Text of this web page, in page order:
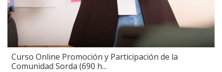
Curso Online Promoción y Participación de la
Comunidad Sorda (690 h...